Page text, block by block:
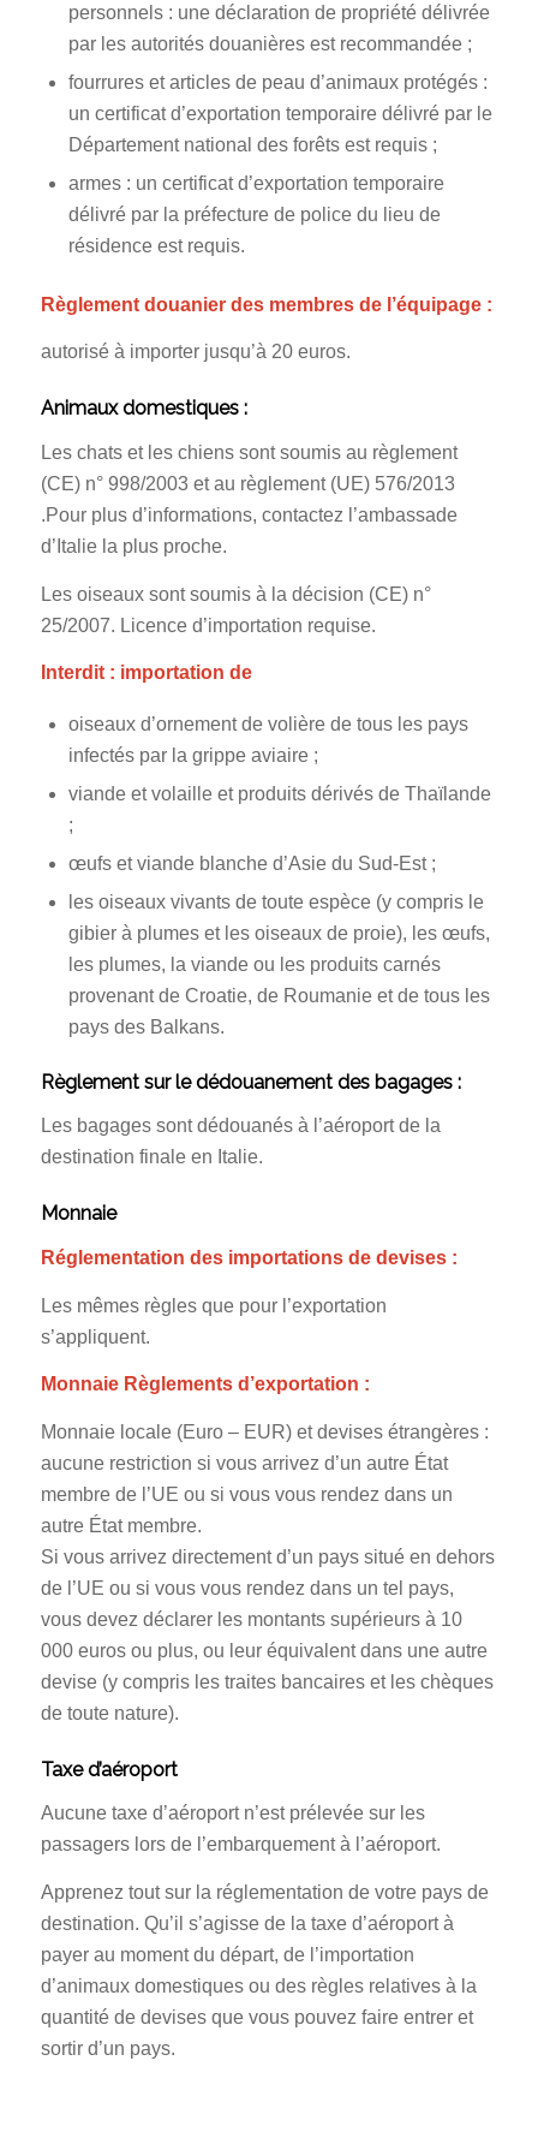
personnels : une déclaration de propriété délivrée
par les autorités douanières est recommandée ;
fourrures et articles de peau d’animaux protégés :
un certificat d’exportation temporaire délivré par le
Département national des forêts est requis ;
armes : un certificat d’exportation temporaire
délivré par la préfecture de police du lieu de
résidence est requis.
Règlement douanier des membres de l’équipage :
autorisé à importer jusqu’à 20 euros.
Animaux domestiques :
Les chats et les chiens sont soumis au règlement
(CE) n° 998/2003 et au règlement (UE) 576/2013
.Pour plus d’informations, contactez l’ambassade
d’Italie la plus proche.
Les oiseaux sont soumis à la décision (CE) n°
25/2007. Licence d’importation requise.
Interdit : importation de
oiseaux d’ornement de volière de tous les pays
infectés par la grippe aviaire ;
viande et volaille et produits dérivés de Thaïlande
;
œufs et viande blanche d’Asie du Sud-Est ;
les oiseaux vivants de toute espèce (y compris le
gibier à plumes et les oiseaux de proie), les œufs,
les plumes, la viande ou les produits carnés
provenant de Croatie, de Roumanie et de tous les
pays des Balkans.
Règlement sur le dédouanement des bagages :
Les bagages sont dédouanés à l’aéroport de la
destination finale en Italie.
Monnaie
Réglementation des importations de devises :
Les mêmes règles que pour l’exportation
s’appliquent.
Monnaie Règlements d’exportation :
Monnaie locale (Euro – EUR) et devises étrangères :
aucune restriction si vous arrivez d’un autre État
membre de l’UE ou si vous vous rendez dans un
autre État membre.
Si vous arrivez directement d’un pays situé en dehors
de l’UE ou si vous vous rendez dans un tel pays,
vous devez déclarer les montants supérieurs à 10
000 euros ou plus, ou leur équivalent dans une autre
devise (y compris les traites bancaires et les chèques
de toute nature).
Taxe d’aéroport
Aucune taxe d’aéroport n’est prélevée sur les
passagers lors de l’embarquement à l’aéroport.
Apprenez tout sur la réglementation de votre pays de
destination. Qu’il s’agisse de la taxe d’aéroport à
payer au moment du départ, de l’importation
d’animaux domestiques ou des règles relatives à la
quantité de devises que vous pouvez faire entrer et
sortir d’un pays.